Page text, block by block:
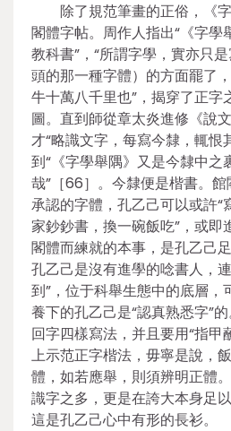
除了規范筆畫的正俗，《
閣體字帖。周作人指出“《字學
教科書”，“所謂字學，實亦只
頭的那一種字體）的方面罷了
牛十萬八千里也”，揭穿了正字
圖。直到師從章太炎進修《說
才“略識文字，每寫今隸，輒恨
到“《字學舉隅》又是今隸中之
哉”［66］。今隸便是楷書。
承認的字體，孔乙己可以或許“
家鈔鈔書，換一碗飯吃”，或即
閣體而練就的本事，是孔乙己
孔乙己是沒有進學的唸書人，
到”，位于科舉生態中的底層，
養下的孔乙己是“認真熟悉字”
回字四樣寫法，并且要用“指甲
上示范正字楷法，毋寧是說，
體，如若應舉，則須辨明正體
識字之多，更是在誇大本身足
這是孔乙己心中有形的長衫。